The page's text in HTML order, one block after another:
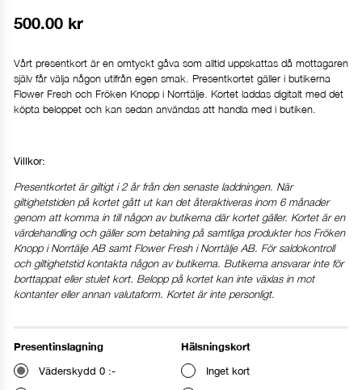
500.00 kr
Vårt presentkort är en omtyckt gåva som alltid uppskattas då mottagaren
själv får välja någon utifrån egen smak. Presentkortet gäller i butikerna
Flower Fresh och Fröken Knopp i Norrtälje. Kortet laddas digitalt med det
köpta beloppet och kan sedan användas att handla med i butiken.
Villkor:
Presentkortet är giltigt i 2 år från den senaste laddningen. När
giltighetstiden på kortet gått ut kan det återaktiveras inom 6 månader
genom att komma in till någon av butikerna där kortet gäller. Kortet är en
värdehandling och gäller som betalning på samtliga produkter hos Fröken
Knopp i Norrtälje AB samt Flower Fresh i Norrtälje AB. För saldokontroll
och giltighetstid kontakta någon av butikerna. Butikerna ansvarar inte för
borttappat eller stulet kort. Belopp på kortet kan inte växlas in mot
kontanter eller annan valutaform. Kortet är inte personligt.
Presentinslagning
Väderskydd 0 :-
Hälsningskort
Inget kort